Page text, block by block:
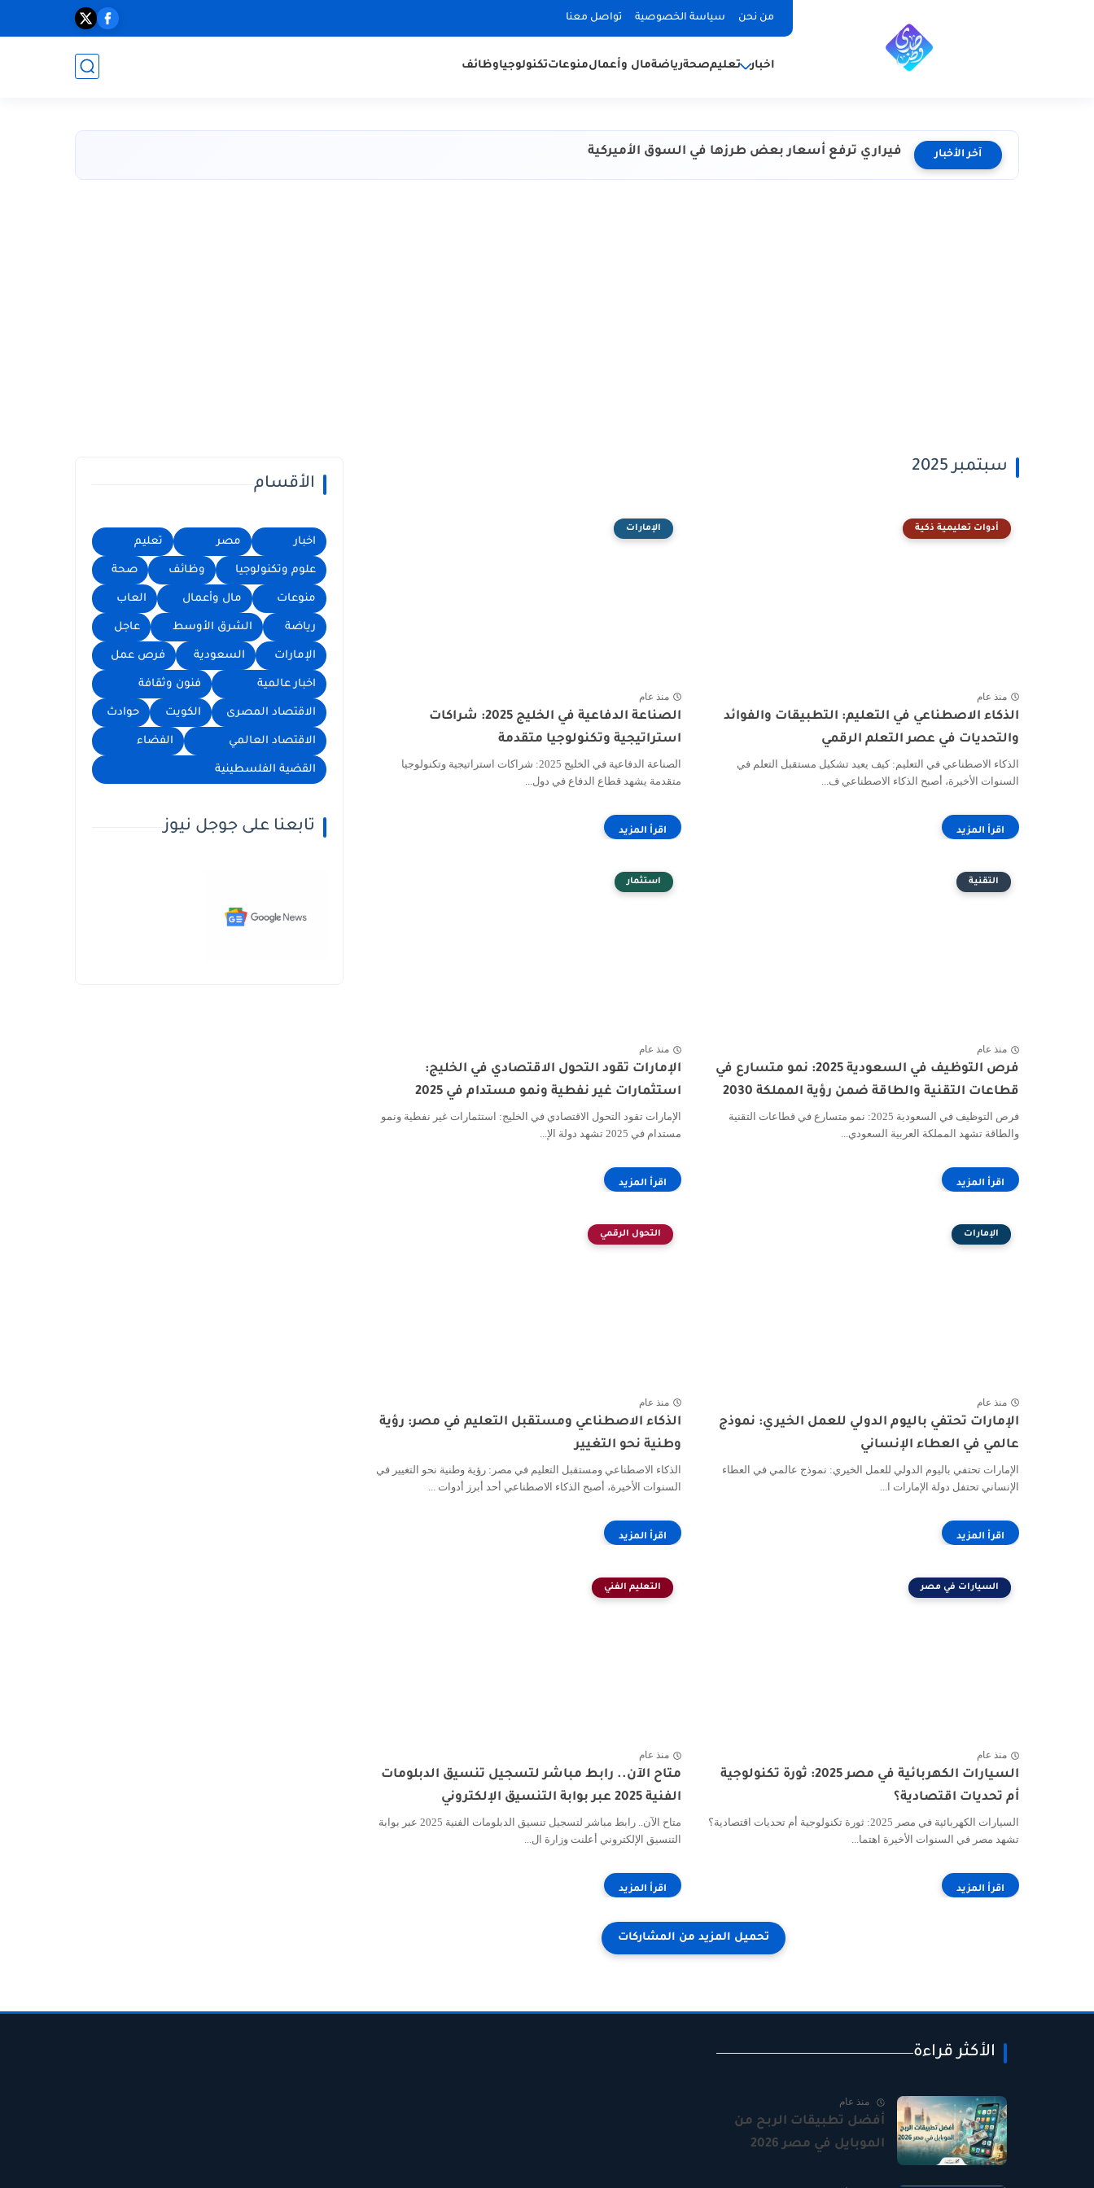
من نحن سياسة الخصوصية تواصل معنا
اخبار تعليمصحةرياضةمال وأعمالمنوعاتتكنولوجياوظائف
آخر الأخبار فيراري ترفع أسعار بعض طرزها في السوق الأميركية
سبتمبر 2025
أدوات تعليمية ذكية
منذ عام
الذكاء الاصطناعي في التعليم: التطبيقات والفوائد
والتحديات في عصر التعلم الرقمي
الذكاء الاصطناعي في التعليم: كيف يعيد تشكيل مستقبل التعلم في
السنوات الأخيرة، أصبح الذكاء الاصطناعي ف...
الإمارات
منذ عام
الصناعة الدفاعية في الخليج 2025: شراكات
استراتيجية وتكنولوجيا متقدمة
الصناعة الدفاعية في الخليج 2025: شراكات استراتيجية وتكنولوجيا
متقدمة يشهد قطاع الدفاع في دول...
التقنية
منذ عام
فرص التوظيف في السعودية 2025: نمو متسارع في
قطاعات التقنية والطاقة ضمن رؤية المملكة 2030
فرص التوظيف في السعودية 2025: نمو متسارع في قطاعات التقنية
والطاقة تشهد المملكة العربية السعودي...
استثمار
منذ عام
الإمارات تقود التحول الاقتصادي في الخليج:
استثمارات غير نفطية ونمو مستدام في 2025
الإمارات تقود التحول الاقتصادي في الخليج: استثمارات غير نفطية ونمو
مستدام في 2025 تشهد دولة الإ...
الإمارات
منذ عام
الإمارات تحتفي باليوم الدولي للعمل الخيري: نموذج
عالمي في العطاء الإنساني
الإمارات تحتفي باليوم الدولي للعمل الخيري: نموذج عالمي في العطاء
الإنساني تحتفل دولة الإمارات ا...
التحول الرقمي
منذ عام
الذكاء الاصطناعي ومستقبل التعليم في مصر: رؤية
وطنية نحو التغيير
الذكاء الاصطناعي ومستقبل التعليم في مصر: رؤية وطنية نحو التغيير في
السنوات الأخيرة، أصبح الذكاء الاصطناعي أحد أبرز أدوات ...
السيارات في مصر
منذ عام
السيارات الكهربائية في مصر 2025: ثورة تكنولوجية
أم تحديات اقتصادية؟
السيارات الكهربائية في مصر 2025: ثورة تكنولوجية أم تحديات اقتصادية؟
تشهد مصر في السنوات الأخيرة اهتما...
التعليم الفني
منذ عام
متاح الآن.. رابط مباشر لتسجيل تنسيق الدبلومات
الفنية 2025 عبر بوابة التنسيق الإلكتروني
متاح الآن.. رابط مباشر لتسجيل تنسيق الدبلومات الفنية 2025 عبر بوابة
التنسيق الإلكتروني أعلنت وزارة ال...
الأقسام
اخبار مصر تعليم
علوم وتكنولوجيا وظائف صحة
منوعات مال وأعمال العاب
رياضة الشرق الأوسط عاجل
الإمارات السعودية فرص عمل
اخبار عالمية فنون وثقافة
الاقتصاد المصرى الكويت حوادث
الاقتصاد العالمي الفضاء
القضية الفلسطينية
تابعنا على جوجل نيوز
الأكثر قراءة
منذ عام
أفضل تطبيقات الربح من
الموبايل في مصر 2026